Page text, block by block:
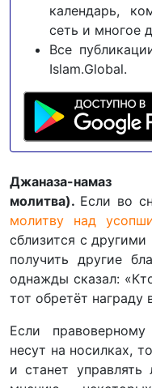
календарь,
сеть и многое
Все
Islam.Global.
Джаназа-намаз
молитва). Если во
молитву над
сблизится с
получить другие
однажды сказал:
тот обретёт награду
Если
несут на носилках,
и станет